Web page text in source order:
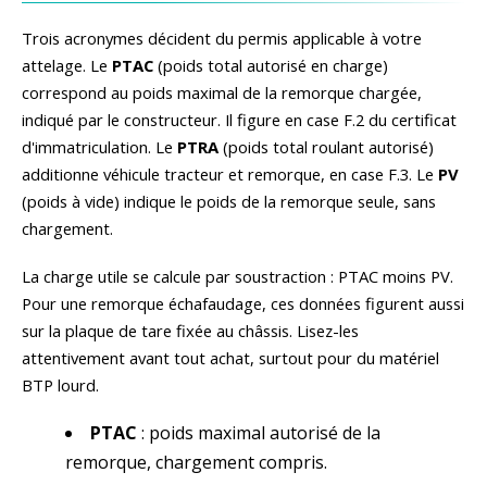
Trois acronymes décident du permis applicable à votre
attelage. Le PTAC (poids total autorisé en charge)
correspond au poids maximal de la remorque chargée,
indiqué par le constructeur. Il figure en case F.2 du certificat
d'immatriculation. Le PTRA (poids total roulant autorisé)
additionne véhicule tracteur et remorque, en case F.3. Le PV
(poids à vide) indique le poids de la remorque seule, sans
chargement.
La charge utile se calcule par soustraction : PTAC moins PV.
Pour une remorque échafaudage, ces données figurent aussi
sur la plaque de tare fixée au châssis. Lisez-les
attentivement avant tout achat, surtout pour du matériel
BTP lourd.
PTAC : poids maximal autorisé de la
remorque, chargement compris.